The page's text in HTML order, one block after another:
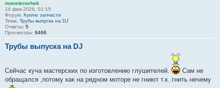
monsterochek
14 фев 2026, 01:15
Форум: Куплю запчасти
Тема: Трубы выпуска на DJ
Ответы: 5
Просмотры: 6466
Трубы выпуска на DJ
Сейчас куча мастерских по изготовлению глушителей.
Сам не
обращался ,потому как на рядном моторе не гниют т.к. гнить нечему